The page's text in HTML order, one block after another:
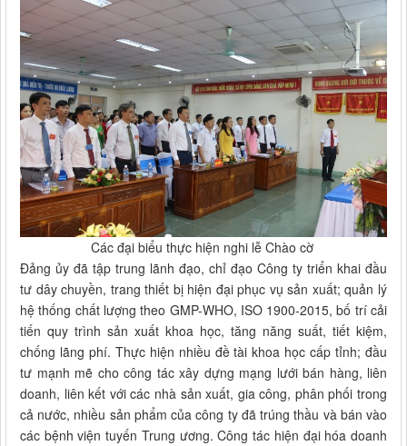
Các đại biểu thực hiện nghi lễ Chào cờ
Đảng ủy đã tập trung lãnh đạo, chỉ đạo Công ty triển khai đầu
tư dây chuyền, trang thiết bị hiện đại phục vụ sản xuất; quản lý
hệ thống chất lượng theo GMP-WHO, ISO 1900-2015, bố trí cải
tiến quy trình sản xuất khoa học, tăng năng suất, tiết kiệm,
chống lãng phí. Thực hiện nhiều đề tài khoa học cấp tỉnh; đầu
tư mạnh mẽ cho công tác xây dựng mạng lưới bán hàng, liên
doanh, liên kết với các nhà sản xuất, gia công, phân phối trong
cả nước, nhiều sản phẩm của công ty đã trúng thầu và bán vào
các bệnh viện tuyến Trung ương. Công tác hiện đại hóa doanh